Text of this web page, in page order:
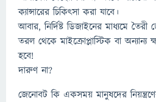
ক্যান্সারের চিকিৎসা করা যাবে।
আবার, নির্দিষ্ট ডিজাইনের মাধ্যমে
তরল থেকে মাইক্রোপ্লাস্টিক বা অন্যান্য
হবে!
দারুণ না?
জেনোবট কি একসময় মানুষদের